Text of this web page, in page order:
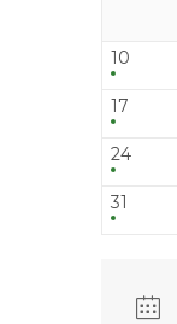
10
17
24
31